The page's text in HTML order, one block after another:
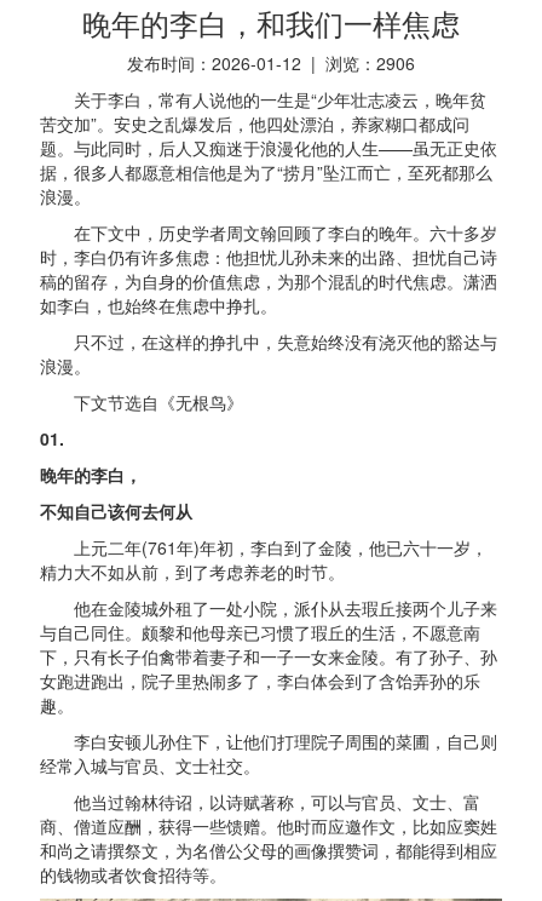
晚年的李白，和我们一样焦虑
发布时间：2026-01-12 | 浏览： 2906
关于李白，常有人说他的一生是“少年壮志凌云，晚年贫
苦交加”。安史之乱爆发后，他四处漂泊，养家糊口都成问
题。与此同时，后人又痴迷于浪漫化他的人生——虽无正史依
据，很多人都愿意相信他是为了“捞月”坠江而亡，至死都那么
浪漫。
在下文中，历史学者周文翰回顾了李白的晚年。六十多岁
时，李白仍有许多焦虑：他担忧儿孙未来的出路、担忧自己诗
稿的留存，为自身的价值焦虑，为那个混乱的时代焦虑。潇洒
如李白，也始终在焦虑中挣扎。
只不过，在这样的挣扎中，失意始终没有浇灭他的豁达与
浪漫。
下文节选自《无根鸟》
01.
晚年的李白，
不知自己该何去何从
上元二年(761年)年初，李白到了金陵，他已六十一岁，
精力大不如从前，到了考虑养老的时节。
他在金陵城外租了一处小院，派仆从去瑕丘接两个儿子来
与自己同住。颇黎和他母亲已习惯了瑕丘的生活，不愿意南
下，只有长子伯禽带着妻子和一子一女来金陵。有了孙子、孙
女跑进跑出，院子里热闹多了，李白体会到了含饴弄孙的乐
趣。
李白安顿儿孙住下，让他们打理院子周围的菜圃，自己则
经常入城与官员、文士社交。
他当过翰林待诏，以诗赋著称，可以与官员、文士、富
商、僧道应酬，获得一些馈赠。他时而应邀作文，比如应窦姓
和尚之请撰祭文，为名僧公父母的画像撰赞词，都能得到相应
的钱物或者饮食招待等。